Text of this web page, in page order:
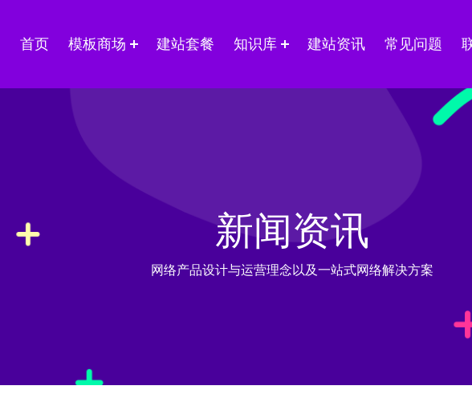
首页 模板商场 建站套餐 知识库 建站资讯 常见问题
新闻资讯
网络产品设计与运营理念以及一站式网络解决方案